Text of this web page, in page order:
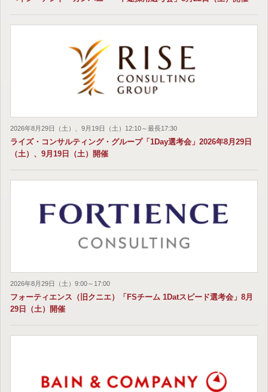
2026年8月29日（土）、9月19日（土）12:10～最長17:30
ライズ・コンサルティング・グループ「1Day選考会」2026年8月29日
（土）、9月19日（土）開催
2026年8月29日（土）9:00～17:00
フォーティエンス（旧クニエ）「FSチーム 1Datスピード選考会」8月
29日（土）開催